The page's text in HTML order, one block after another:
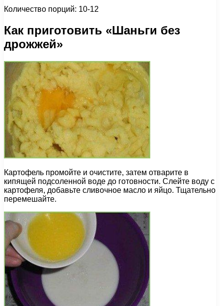
Количество порций: 10-12
Как приготовить «Шаньги без
дрожжей»
Картофель промойте и очистите, затем отварите в
кипящей подсоленной воде до готовности. Слейте воду с
картофеля, добавьте сливочное масло и яйцо. Тщательно
перемешайте.